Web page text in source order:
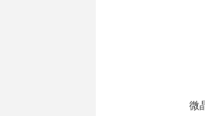
微